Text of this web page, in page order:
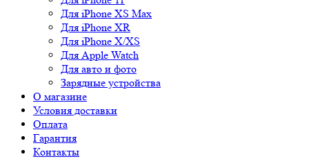
Для iPhone XS Max
Для iPhone XR
Для iPhone X/XS
Для Apple Watch
Для авто и фото
Зарядные устройства
О магазине
Условия доставки
Оплата
Гарантия
Контакты